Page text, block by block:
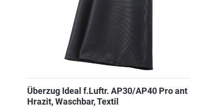
Überzug Ideal f.Luftr. AP30/AP40 Pro ant
Hrazit, Waschbar, Textil